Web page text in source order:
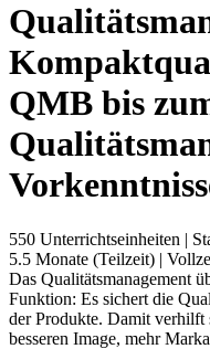
QMB bis
550 Unterrichtseinheiten |
5.5 Monate (Teilzeit) |
Das Qualitätsmanagement
Funktion: Es sichert die
der Produkte. Damit verhilft
besseren Image, mehr